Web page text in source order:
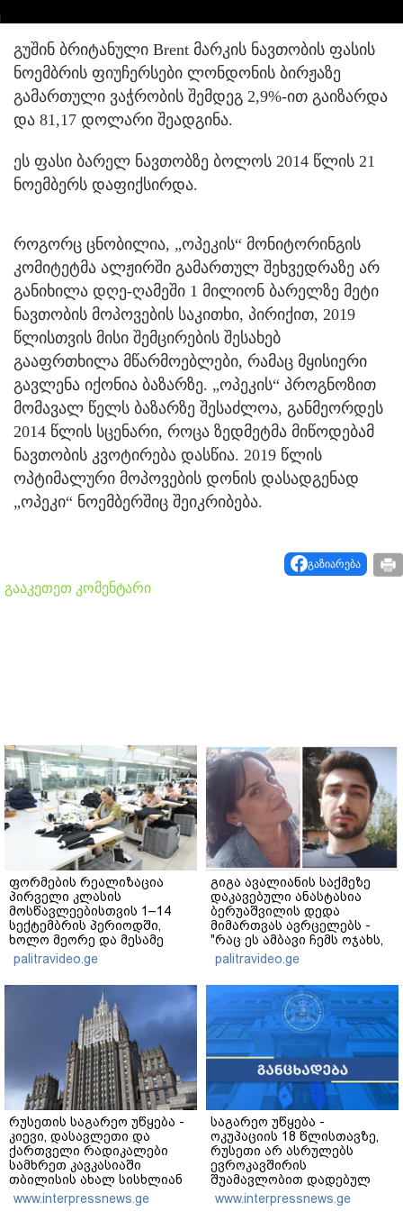
გუშინ ბრიტანული Brent მარკის ნავთობის ფასის
ნოემბრის ფიუჩერსები ლონდონის ბირჟაზე
გამართული ვაჭრობის შემდეგ 2,9%-ით გაიზარდა
და 81,17 დოლარი შეადგინა.
ეს ფასი ბარელ ნავთობზე ბოლოს 2014 წლის 21
ნოემბერს დაფიქსირდა.
როგორც ცნობილია, „ოპეკის“ მონიტორინგის
კომიტეტმა ალჟირში გამართულ შეხვედრაზე არ
განიხილა დღე-ღამეში 1 მილიონ ბარელზე მეტი
ნავთობის მოპოვების საკითხი, პირიქით, 2019
წლისთვის მისი შემცირების შესახებ
გააფრთხილა მწარმოებლები, რამაც მყისიერი
გავლენა იქონია ბაზარზე. „ოპეკის“ პროგნოზით
მომავალ წელს ბაზარზე შესაძლოა, განმეორდეს
2014 წლის სცენარი, როცა ზედმეტმა მიწოდებამ
ნავთობის კვოტირება დასწია. 2019 წლის
ოპტიმალური მოპოვების დონის დასადგენად
„ოპეკი“ ნოემბერშიც შეიკრიბება.
გაზიარება
გააკეთეთ კომენტარი
ფორმების რეალიზაცია
პირველი კლასის
მოსწავლეებისთვის 1–14
სექტემბრის პერიოდში,
ხოლო მეორე და მესამე
ეტაპებზე...
palitravideo.ge
გიგა ავალიანის საქმეზე
დაკავებული ანასტასია
ბერუაშვილის დედა
მიმართვას ავრცელებს -
"რაც ეს ამბავი ჩემს ოჯახს,
ჩემს ანასტასიას გადახდა
თავს, მის მერე მე მე არ
ვარ"
palitravideo.ge
რუსეთის საგარეო უწყება -
კიევი, დასავლეთი და
ქართველი რადიკალები
სამხრეთ კავკასიაში
თბილისის ახალ სისხლიან
ავანტიურებში ჩათრევას
ცდილობენ
www.interpressnews.ge
საგარეო უწყება -
ოკუპაციის 18 წლისთავზე,
რუსეთი არ ასრულებს
ევროკავშირის
შუამავლობით დადებულ
2008 წლის 12 აგვისტოს
ცეცხლის შეწყვეტის
www.interpressnews.ge